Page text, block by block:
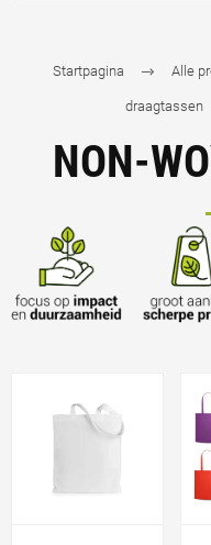
Startpagina Alle
draagtassen
NON-